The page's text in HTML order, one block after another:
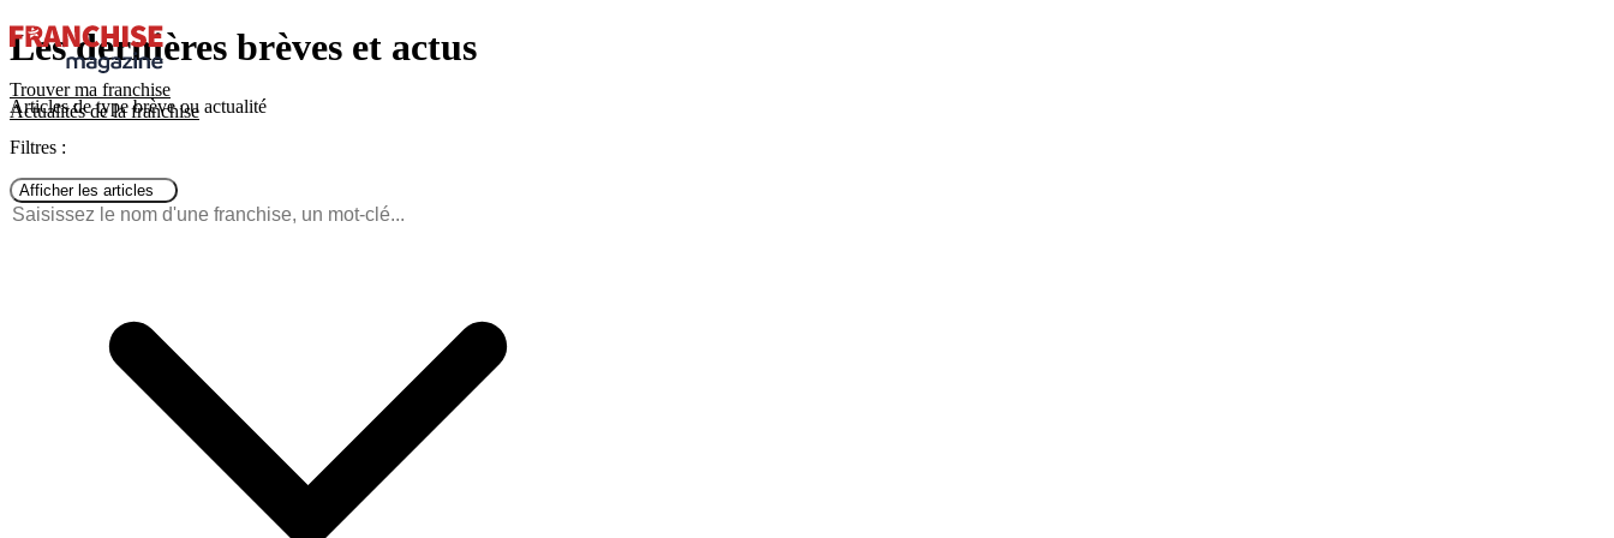
Trouver ma franchise
Actualités de la franchise
Les dernières brèves et actus
Articles de type brève ou actualité
Filtres :
Afficher les articles